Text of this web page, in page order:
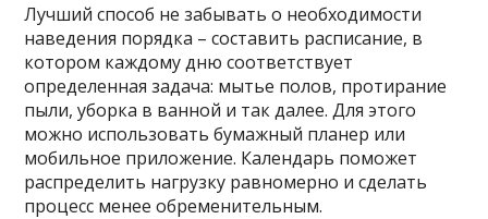
Лучший способ не забывать о необходимости
наведения порядка – составить расписание, в
котором каждому дню соответствует
определенная задача: мытье полов, протирание
пыли, уборка в ванной и так далее. Для этого
можно использовать бумажный планер или
мобильное приложение. Календарь поможет
распределить нагрузку равномерно и сделать
процесс менее обременительным.